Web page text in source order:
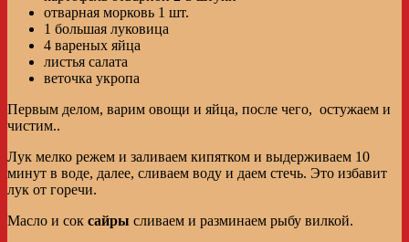
отварная морковь 1 шт.
1 большая луковица
4 вареных яйца
листья салата
веточка укропа
Первым делом, варим овощи и яйца, после чего, остужаем и
чистим..
Лук мелко режем и заливаем кипятком и выдерживаем 10
минут в воде, далее, сливаем воду и даем стечь. Это избавит
лук от горечи.
Масло и сок сайры сливаем и разминаем рыбу вилкой.